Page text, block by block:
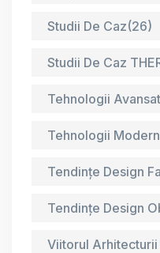
Studii De Caz(26)
Studii De Caz
Tehnologii
Tehnologii
Tendințe Design
Tendințe Design
Viitorul Arhitecturii